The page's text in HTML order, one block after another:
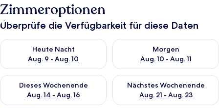
Zimmeroptionen
Überprüfe die Verfügbarkeit für diese Daten
Heute Nacht
Aug. 9 - Aug. 10
Überprüfe die Verfügbarkeit für heute Nacht, Aug. 9 - Aug.
Morgen
Aug. 10 - Aug. 11
Überprüfe die Verfügbarkeit
Dieses Wochenende
Aug. 14 - Aug. 16
Überprüfe die Verfügbarkeit für dieses Wochenende, Aug. 14
Nächstes Wochenende
Aug. 21 - Aug. 23
Überprüfe die Verfügbarkeit